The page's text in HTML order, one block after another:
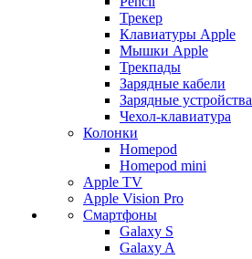
Трекер
Клавиатуры Apple
Мышки Apple
Трекпады
Зарядные кабели
Зарядные устройства
Чехол-клавиатура
Колонки
Homepod
Homepod mini
Apple TV
Apple Vision Pro
Смартфоны
Galaxy S
Galaxy A